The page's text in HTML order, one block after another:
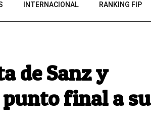
INTERNACIONAL RANKING FIP
de Sanz y
punto final a su